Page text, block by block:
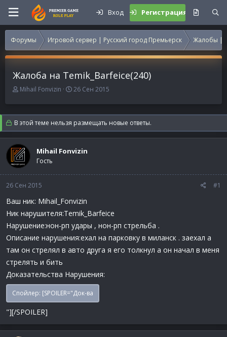
Вход Регистрация
Форумы Игровой сервер | Русский город Премьерск Жалобы |
Жалоба на Temik_Barfeice(240)
А
т
о
р
т
е
м
ы
Mihail Fonvizin
Д
т
а
н
а
а
26 Сен 2015
В этой теме нельзя размещать новые ответы.
Mihail Fonvizin
Гость
26 Сен 2015 #1
Ваш ник: Mihail_Fonvizin
Ник нарушителя:Temik_Barfeice
Нарушение:нон-рп удары , нон-рп стрельба .
Описание нарушения:ехал на парковку в миланск . заехал а
там он стрелял в авто друга я его толкнул а он начал в меня
стрелять и бить
Доказательства Нарушения:
Спойлер: [SPOILER="Док-ва
"][/SPOILER]